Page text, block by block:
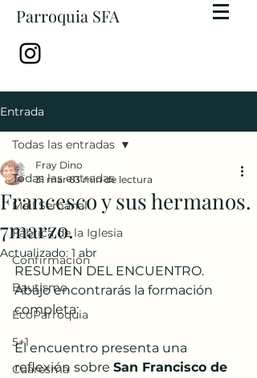
Parroquia SFA
Entrada
Todas las entradas
Mail Semanal
Fábrica de la Iglesia
Confirmación
Bautismo
EcoParroquia
5+1
Cuaresma
Todas las entradas
Francesco y sus hermanos.
7marzo.
Fray Dino
31 mar 63 min de lectura
Actualizado: 1 abr
RESUMEN DEL ENCUENTRO.
Abajo encontrarás la formación
completa:
El encuentro presenta una
reflexión sobre San Francisco de